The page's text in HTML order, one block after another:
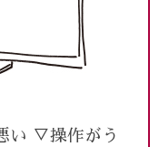
い ▽操作がう